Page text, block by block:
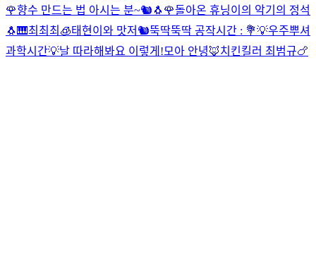
🌹향수 만드는 법 아시는 분~🐿🐧🌹돌아온 휴닝이의 악기의 정석
🐧🎹최최최🧊태현이와 맛저🐿뚝딱뚝딱 공작시간 : 💐💡우주뿌셔
과학시간💡날 따라해봐요 이렇게!모아 안녕🦊치킨킬러 최범규🍗